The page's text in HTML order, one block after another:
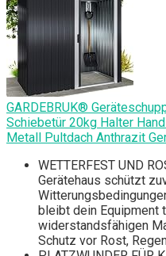
GARDEBRUK®
Schiebetür 20kg Halter
Metall Pultdach Anthrazit
WETTERFEST UND
Gerätehaus schützt
bleibt dein Equipment
widerstandsfähigen
Schutz vor Rost,